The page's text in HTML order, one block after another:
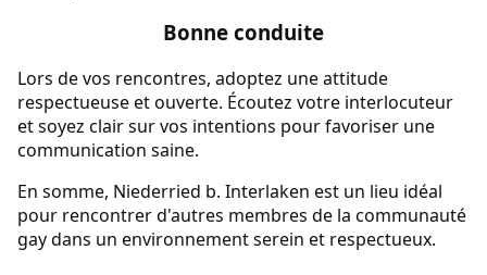
Bonne conduite
Lors de vos rencontres, adoptez une attitude
respectueuse et ouverte. Écoutez votre interlocuteur
et soyez clair sur vos intentions pour favoriser une
communication saine.
En somme, Niederried b. Interlaken est un lieu idéal
pour rencontrer d'autres membres de la communauté
gay dans un environnement serein et respectueux.